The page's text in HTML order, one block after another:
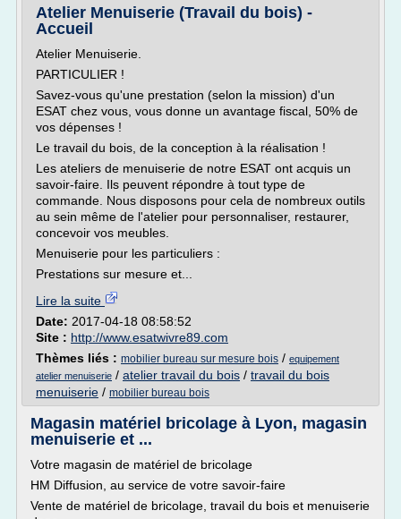
Atelier Menuiserie (Travail du bois) -
Accueil
Atelier Menuiserie.
PARTICULIER !
Savez-vous qu'une prestation (selon la mission) d'un
ESAT chez vous, vous donne un avantage fiscal, 50% de
vos dépenses !
Le travail du bois, de la conception à la réalisation !
Les ateliers de menuiserie de notre ESAT ont acquis un
savoir-faire. Ils peuvent répondre à tout type de
commande. Nous disposons pour cela de nombreux outils
au sein même de l'atelier pour personnaliser, restaurer,
concevoir vos meubles.
Menuiserie pour les particuliers :
Prestations sur mesure et...
Lire la suite
Date: 2017-04-18 08:58:52
Site : http://www.esatwivre89.com
Thèmes liés : mobilier bureau sur mesure bois / equipement
atelier menuiserie / atelier travail du bois / travail du bois
menuiserie / mobilier bureau bois
Magasin matériel bricolage à Lyon, magasin
menuiserie et ...
Votre magasin de matériel de bricolage
HM Diffusion, au service de votre savoir-faire
Vente de matériel de bricolage, travail du bois et menuiserie